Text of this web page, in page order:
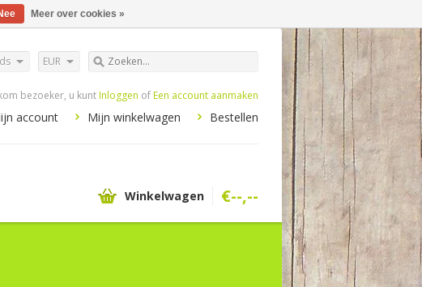
EUR
bezoeker, u kunt Inloggen of Een account aanmaken
account Mijn winkelwagen Bestellen
Winkelwagen €--,--
Meer over cookies »